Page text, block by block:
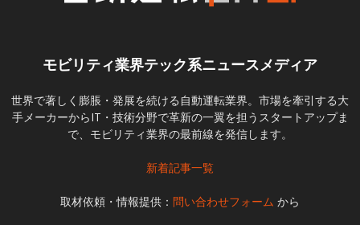
モビリティ業界テック系ニュースメディア
世界で著しく膨脹・発展を続ける自動運転業界。市場を牽引する大
手メーカーからIT・技術分野で革新の一翼を担うスタートアップま
で、モビリティ業界の最前線を発信します。
新着記事一覧
取材依頼・情報提供： 問い合わせフォーム から